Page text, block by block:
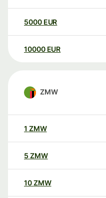
5000 EUR
10000 EUR
ZMW
1 ZMW
5 ZMW
10ZMW